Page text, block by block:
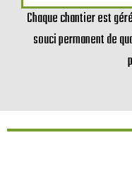
Chaque chantier est
souci permanent de